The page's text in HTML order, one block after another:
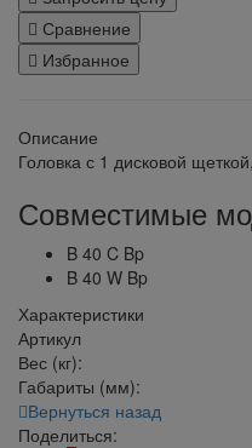
Сравнение
Избранное
Описание
Головка с 1 дисковой
Совместимые
B 40 C Bp
B 40 W Bp
Характеристики
Артикул
Вес (кг):
Габариты (мм):
Вернуться назад
Поделиться: